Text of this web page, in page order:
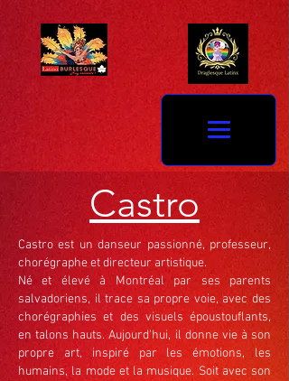
Castro
Castro est un danseur passionné, professeur,
chorégraphe et directeur artistique.
Né et élevé à Montréal par ses parents
salvadoriens, il trace sa propre voie, avec des
chorégraphies et des visuels époustouflants,
en talons hauts. Aujourd'hui, il donne vie à son
propre art, inspiré par les émotions, les
humains, la mode et la musique. Soit avec son